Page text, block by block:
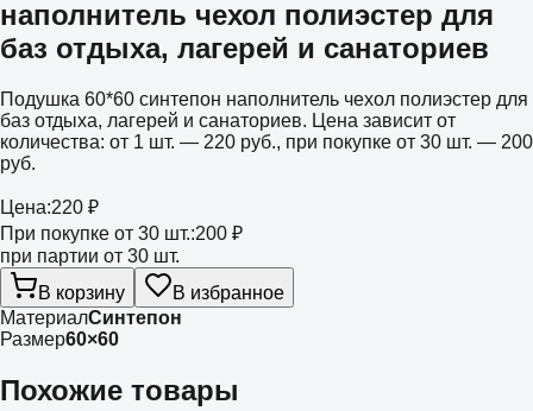
наполнитель чехол полиэстер для
баз отдыха, лагерей и санаториев
Подушка 60*60 синтепон наполнитель чехол полиэстер для
баз отдыха, лагерей и санаториев. Цена зависит от
количества: от 1 шт. — 220 руб., при покупке от 30 шт. — 200
руб.
Цена:220 ₽
При покупке от 30 шт.:200 ₽
при партии от 30 шт.
В корзину
В избранное
МатериалСинтепон
Размер60×60
Похожие товары